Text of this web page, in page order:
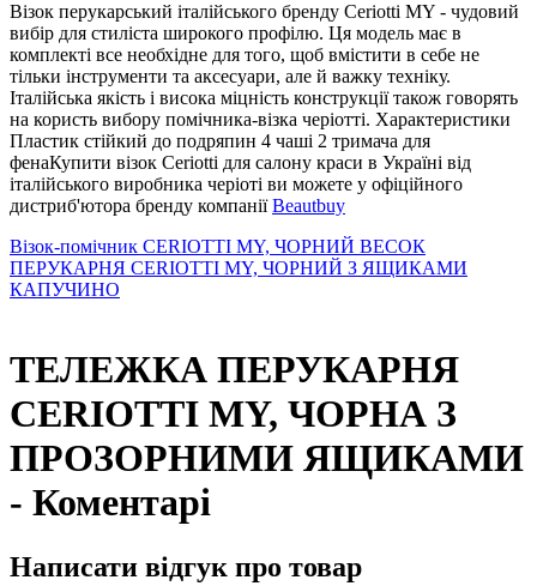
Візок перукарський італійського бренду Ceriotti MY - чудовий
вибір для стиліста широкого профілю. Ця модель має в
комплекті все необхідне для того, щоб вмістити в себе не
тільки інструменти та аксесуари, але й важку техніку.
Італійська якість і висока міцність конструкції також говорять
на користь вибору помічника-візка черіотті. Характеристики
Пластик стійкий до подряпин 4 чаші 2 тримача для
фенаКупити візок Ceriotti для салону краси в Україні від
італійського виробника черіоті ви можете у офіційного
дистриб'ютора бренду компаніїBeautbuy
Візок-помічник CERIOTTI MY, ЧОРНИЙ ВЕСОК
ПЕРУКАРНЯ CERIOTTI MY, ЧОРНИЙ З ЯЩИКАМИ
КАПУЧИНО
ТЕЛЕЖКА ПЕРУКАРНЯ
CERIOTTI MY, ЧОРНА З
ПРОЗОРНИМИ ЯЩИКАМИ
- Коментарі
Написати відгук про товар